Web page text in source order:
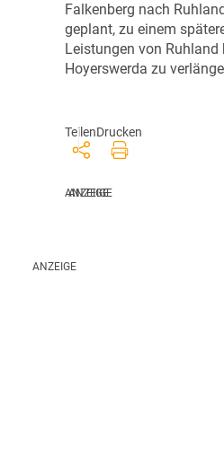
Falkenberg nach
geplant, zu einem
Leistungen von Ruhland
Hoyerswerda zu
TeilenDrucken